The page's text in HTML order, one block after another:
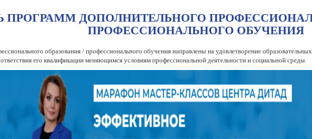
ПРОГРАММ ДОПОЛНИТЕЛЬНОГО
ПРОФЕССИОНАЛЬНОГО ОБУЧЕНИЯ
образования / профессионального обучения направлены на удовлетворение
его квалификации меняющимся условиям профессиональной деятельности и социальной среды.